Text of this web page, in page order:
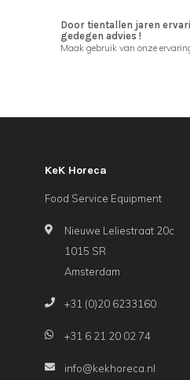
Door tientallen jaren
gedegen advies !
Maak gebruik van onze
KeK Horeca
Food Service Equipment
Nieuwe Leliestraat 20c
1015 SR
Amsterdam
+31 (0)20 6233160
+31 6 21 20 02 74
info@kekhoreca.nl